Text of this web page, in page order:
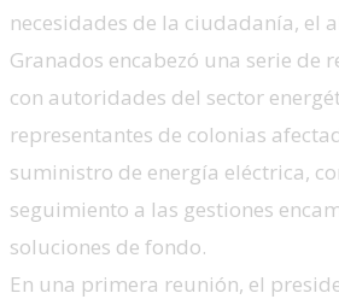
necesidades de la ciudadanía, el
Granados encabezó una serie de
con autoridades del sector
representantes de colonias
suministro de energía eléctrica,
seguimiento a las gestiones
soluciones de fondo.
En una primera reunión, el